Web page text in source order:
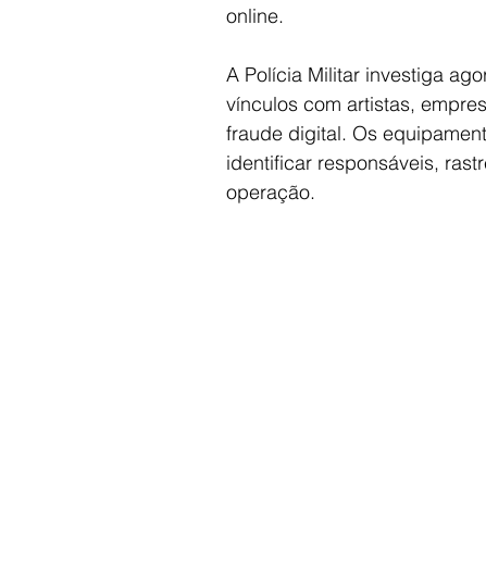
online.
A Polícia Militar investiga
vínculos com artistas,
fraude digital. Os
identificar responsáveis,
operação.